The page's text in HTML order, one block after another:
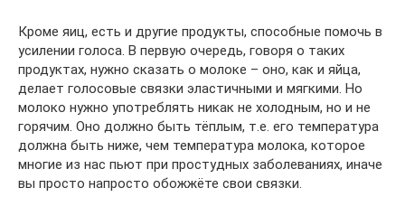
Кроме яиц, есть и другие продукты, способные помочь в
усилении голоса. В первую очередь, говоря о таких
продуктах, нужно сказать о молоке – оно, как и яйца,
делает голосовые связки эластичными и мягкими. Но
молоко нужно употреблять никак не холодным, но и не
горячим. Оно должно быть тёплым, т.е. его температура
должна быть ниже, чем температура молока, которое
многие из нас пьют при простудных заболеваниях, иначе
вы просто напросто обожжёте свои связки.